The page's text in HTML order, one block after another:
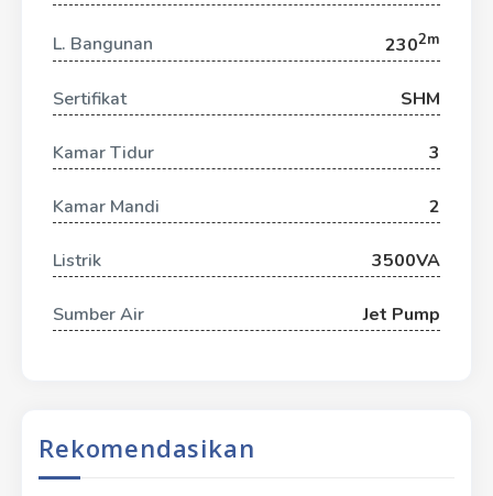
L. Bangunan 2302m
Sertifikat SHM
Kamar Tidur 3
Kamar Mandi 2
Listrik 3500VA
Sumber Air Jet Pump
Rekomendasikan